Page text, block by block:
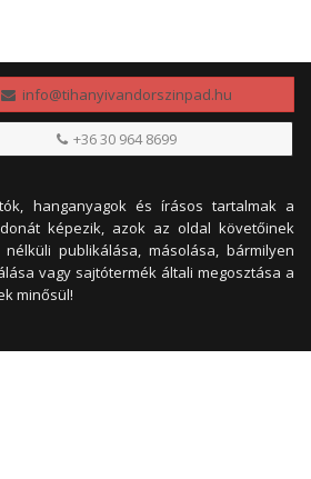
info@tihanyivandorszinpad.hu
+36 30 964 8699
hanganyagok és írásos tartalmak a
képezik, azok az oldal követőinek
publikálása, másolása, bármilyen
vagy sajtótermék általi megosztása a
minősül!